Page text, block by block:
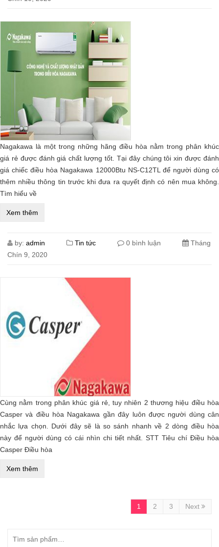
Nagakawa là một trong những hãng điều hòa nằm trong phân khúc
giá rẻ được đánh giá chất lượng tốt. Tại đây chúng tôi xin được đánh
giá chiếc điều hòa Nagakawa 12000Btu NS-C12TL để người dùng có
thêm nhiều thông tin trước khi đưa ra quyết định có nên mua không.
Tìm hiểu về
Xem thêm
by: admin Tin tức 0 bình luận
Tháng
Chín 9, 2020
Cùng nằm trong phân khúc giá rẻ, tuy nhiên 2 thương hiệu điều hòa
Casper và điều hòa Nagakawa gần đây luôn được người dùng cân
nhắc lựa chọn. Dưới đây sẽ là so sánh nhanh về 2 dòng điều hòa
này để người dùng có cái nhìn chi tiết nhất. STT Tiêu chí Điều hòa
Casper Điều hòa
Xem thêm
1 2 3 Next